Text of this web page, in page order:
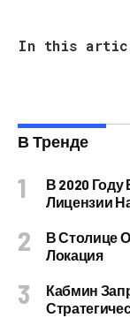
In this
В Тренде
В 2020 Году
Лицензии
В Столице
Локация
Кабмин